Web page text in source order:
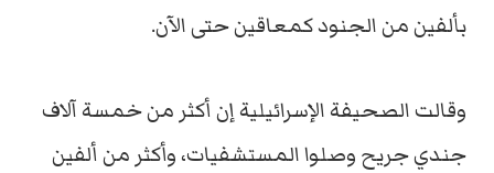
بألفين من الجنود كمعاقين حتى الآن.
وقالت الصحيفة الإسرائيلية إن أكثر من خمسة آلاف
جندي جريح وصلوا المستشفيات، وأكثر من ألفين